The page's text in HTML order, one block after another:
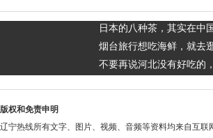
日本的八种茶，其实在中国
烟台旅行想吃海鲜，就去
不要再说河北没有好吃的，
版权和免责申明
辽宁热线所有文字、图片、视频、音频等资料均来自互联